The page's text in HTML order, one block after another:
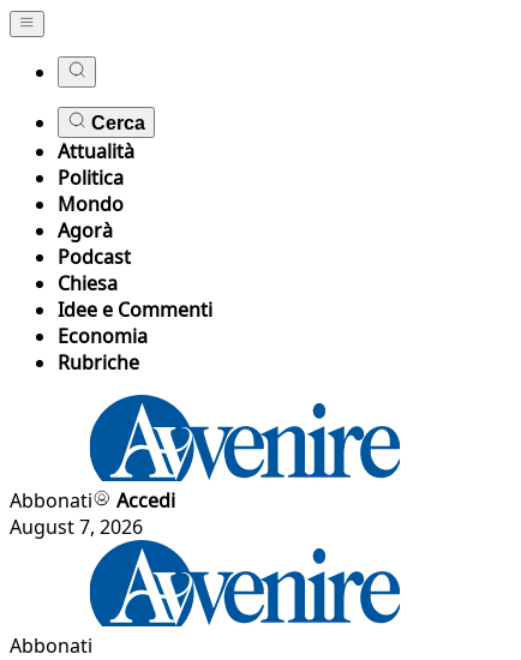
Cerca
Attualità
Politica
Mondo
Agorà
Podcast
Chiesa
Idee e Commenti
Economia
Rubriche
Abbonati
Accedi
August 7, 2026
Abbonati